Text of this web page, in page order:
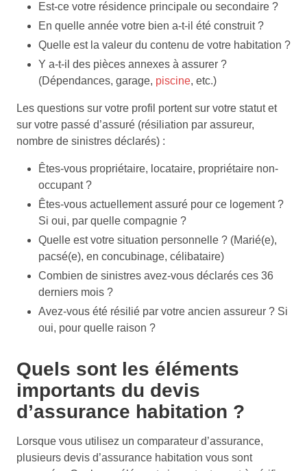
Est-ce votre résidence principale ou secondaire ?
En quelle année votre bien a-t-il été construit ?
Quelle est la valeur du contenu de votre habitation ?
Y a-t-il des pièces annexes à assurer ?
(Dépendances, garage, piscine, etc.)
Les questions sur votre profil portent sur votre statut et
sur votre passé d’assuré (résiliation par assureur,
nombre de sinistres déclarés) :
Êtes-vous propriétaire, locataire, propriétaire non-
occupant ?
Êtes-vous actuellement assuré pour ce logement ?
Si oui, par quelle compagnie ?
Quelle est votre situation personnelle ? (Marié(e),
pacsé(e), en concubinage, célibataire)
Combien de sinistres avez-vous déclarés ces 36
derniers mois ?
Avez-vous été résilié par votre ancien assureur ? Si
oui, pour quelle raison ?
Quels sont les éléments
importants du devis
d’assurance habitation ?
Lorsque vous utilisez un comparateur d’assurance,
plusieurs devis d’assurance habitation vous sont